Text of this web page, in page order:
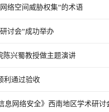
络空间威胁权集”的术语
讨会”成功举办
陈兴蜀教授做主题演讲
利通过验收
息网络安全》西南地区学术研讨